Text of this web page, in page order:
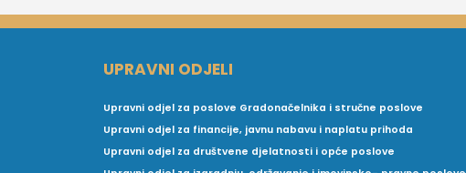
UPRAVNI ODJELI
Upravni odjel za poslove Gradonačelnika i stručne poslove
Upravni odjel za financije, javnu nabavu i naplatu prihoda
Upravni odjel za društvene djelatnosti i opće poslove